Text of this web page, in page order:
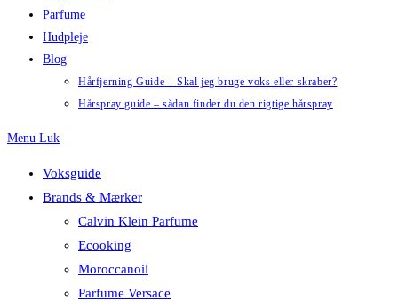
Parfume
Hudpleje
Blog
Hårfjerning Guide – Skal jeg bruge voks eller skraber?
Hårspray guide – sådan finder du den rigtige hårspray
Menu Luk
Voksguide
Brands & Mærker
Calvin Klein Parfume
Ecooking
Moroccanoil
Parfume Versace